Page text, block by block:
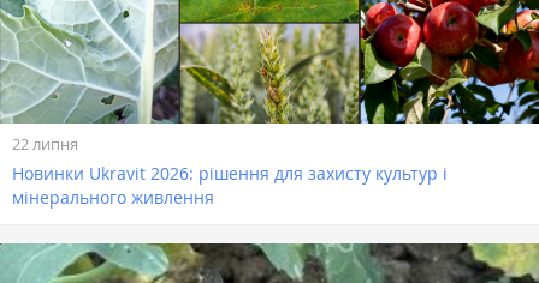
22 липня
Новинки Ukravit 2026: рішення для захисту культур і
мінерального живлення